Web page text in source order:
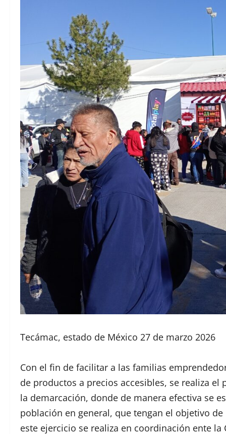
Tecámac, estado de México 27 de marzo 2026
Con el fin de facilitar a las familias
de productos a precios accesibles, se realiza
la demarcación, donde de manera efectiva se
población en general, que tengan el objetivo
este ejercicio se realiza en coordinación ente